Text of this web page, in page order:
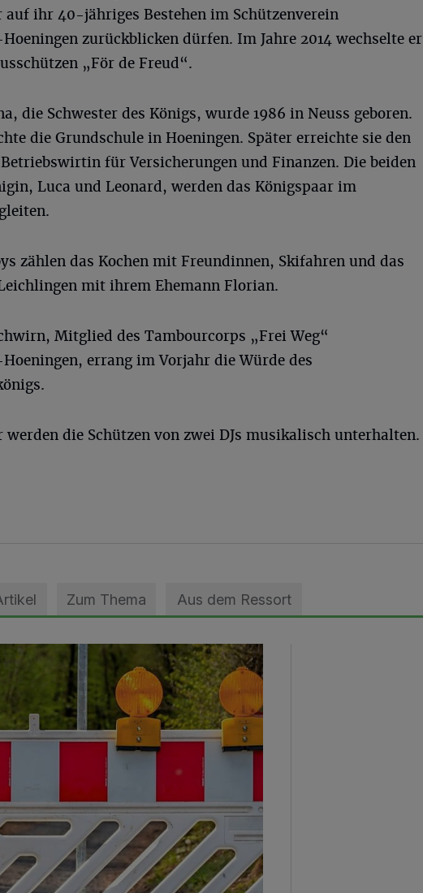
auf ihr 40-jähriges Bestehen im Schützenverein
zurückblicken dürfen. Im Jahre 2014 wechselte er
„För de Freud“.
die Schwester des Königs, wurde 1986 in Neuss geboren.
die Grundschule in Hoeningen. Später erreichte sie den
für Versicherungen und Finanzen. Die beiden
Luca und Leonard, werden das Königspaar im
zählen das Kochen mit Freundinnen, Skifahren und das
mit ihrem Ehemann Florian.
Mitglied des Tambourcorps „Frei Weg“
errang im Vorjahr die Würde des
werden die Schützen von zwei DJs musikalisch unterhalten.
Zum Thema Aus dem Ressort
Kapellen